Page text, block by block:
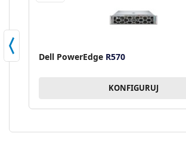
Dell PowerEdge R570
KONFIGURUJ